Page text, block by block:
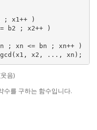
; x1++ )
음)
수를 구하는 함수입니다.